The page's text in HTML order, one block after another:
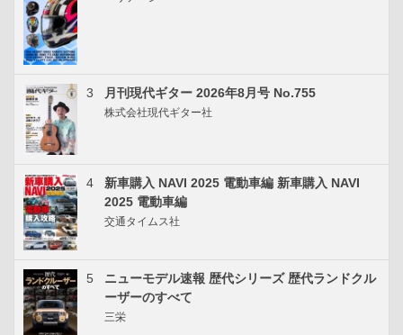
3 月刊現代ギター 2026年8月号 No.755
株式会社現代ギター社
4
新車購入 NAVI 2025 電動車編 新車購入 NAVI
2025 電動車編
交通タイムス社
5
ニューモデル速報 歴代シリーズ 歴代ランドクル
ーザーのすべて
三栄